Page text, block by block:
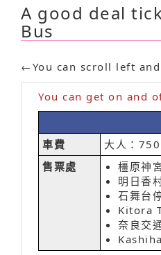
A good deal
Bus
←You can scroll left
You can get on and
車費
大人：
售票處
橿原神
明日香
石舞台
Kitora
奈良交